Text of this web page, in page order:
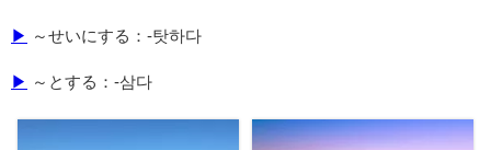
▶ ～せいにする：-탓하다
▶ ～とする：-삼다